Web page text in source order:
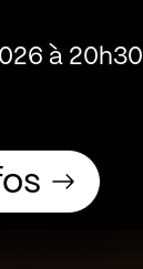
à 20h30